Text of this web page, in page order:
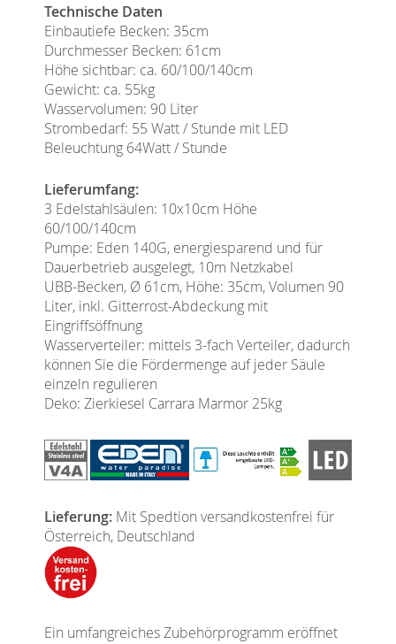
Technische Daten
Einbautiefe Becken: 35cm
Durchmesser Becken: 61cm
Höhe sichtbar: ca. 60/100/140cm
Gewicht: ca. 55kg
Wasservolumen: 90 Liter
Strombedarf: 55 Watt / Stunde mit LED
Beleuchtung 64Watt / Stunde
Lieferumfang:
3 Edelstahlsäulen: 10x10cm Höhe
60/100/140cm
Pumpe: Eden 140G, energiesparend und für
Dauerbetrieb ausgelegt, 10m Netzkabel
UBB-Becken, Ø 61cm, Höhe: 35cm, Volumen 90
Liter, inkl. Gitterrost-Abdeckung mit
Eingriffsöffnung
Wasserverteiler: mittels 3-fach Verteiler, dadurch
können Sie die Fördermenge auf jeder Säule
einzeln regulieren
Deko: Zierkiesel Carrara Marmor 25kg
Lieferung: Mit Spedtion versandkostenfrei für
Österreich, Deutschland
Ein umfangreiches Zubehörprogramm eröffnet